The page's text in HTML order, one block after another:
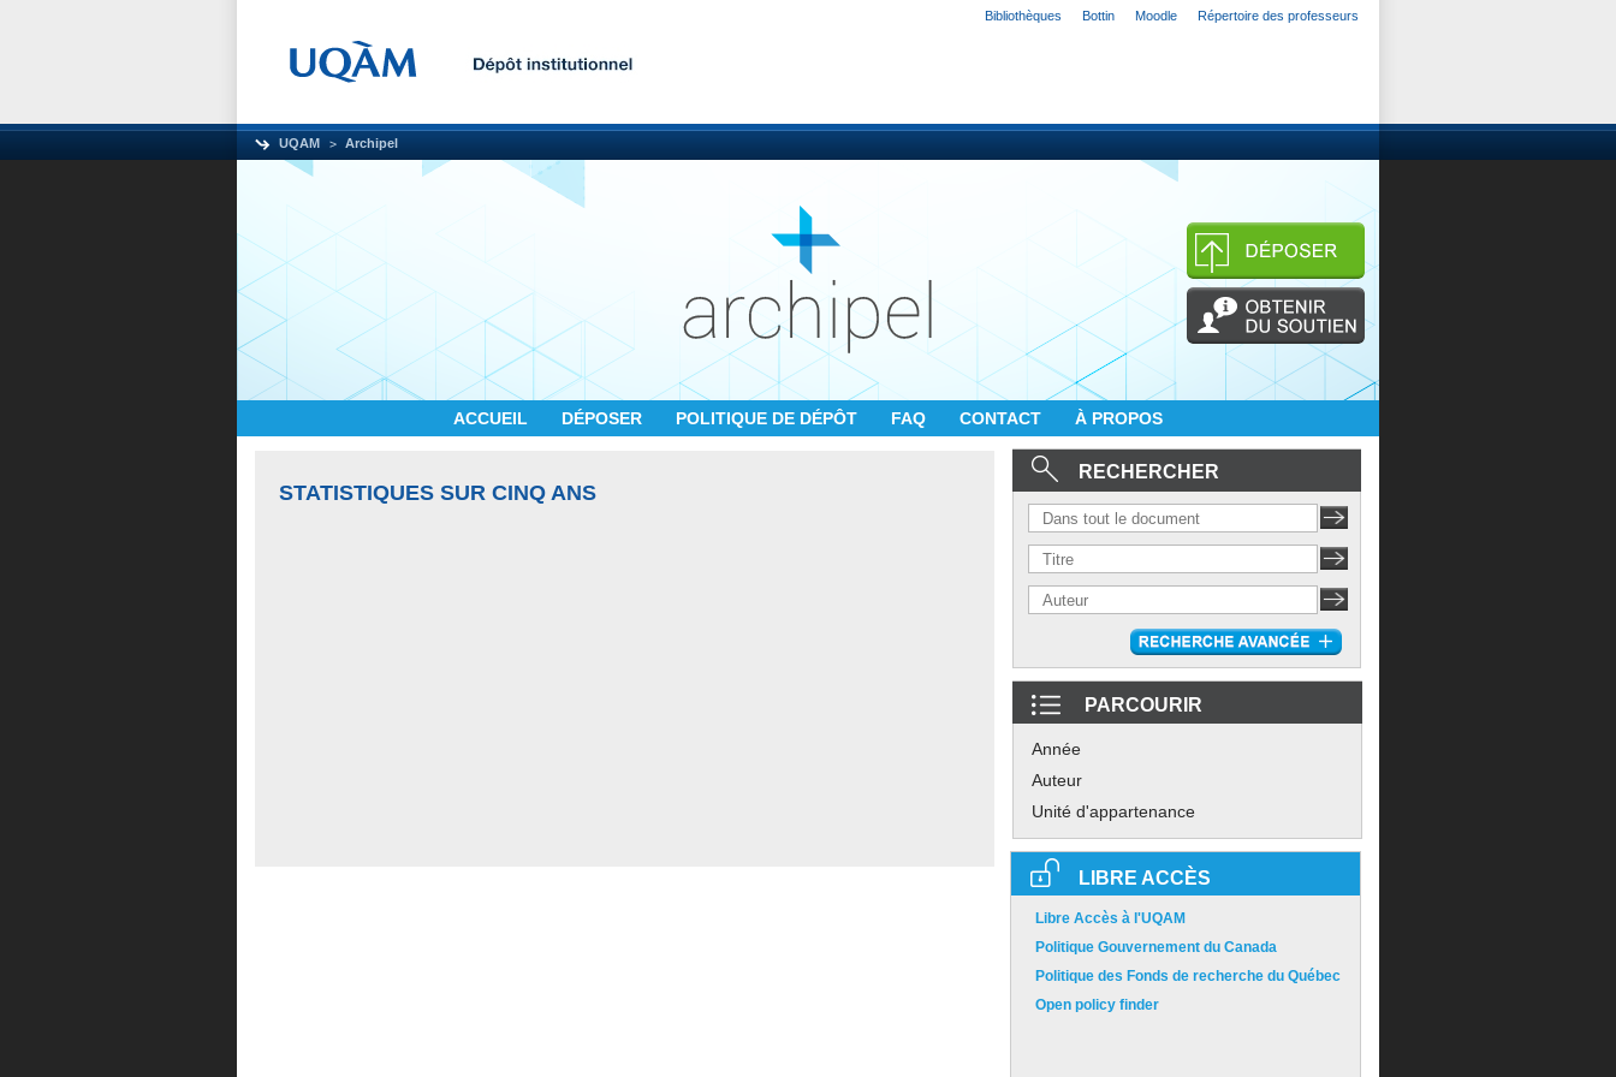
Bibliothèques Bottin Moodle Répertoire des professeurs
UQAM Archipel
ACCUEIL DÉPOSER POLITIQUE DE DÉPÔT FAQ CONTACT À PROPOS
STATISTIQUES SUR CINQ ANS
RECHERCHER
PARCOURIR
Année
Auteur
Unité d'appartenance
LIBRE ACCÈS
Libre Accès à l'UQAM
Politique Gouvernement du Canada
Politique des Fonds de recherche du Québec
Open policy finder